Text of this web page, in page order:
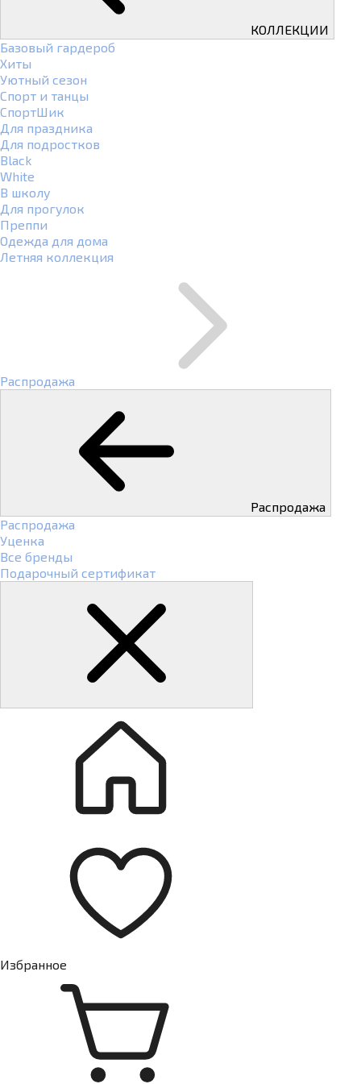
КОЛЛЕКЦИИ
Базовый гардероб
Хиты
Уютный сезон
Спорт и танцы
СпортШик
Для праздника
Для подростков
Black
White
В школу
Для прогулок
Преппи
Одежда для дома
Летняя коллекция
Распродажа
Распродажа
Распродажа
Уценка
Все бренды
Подарочный сертификат
Избранное